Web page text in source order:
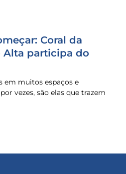
Coral da
Alta participa do
em muitos espaços e
vezes, são elas que trazem